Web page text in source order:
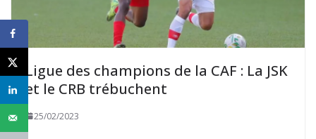
Ligue des champions de la CAF : La JSK
et le CRB trébuchent
25/02/2023